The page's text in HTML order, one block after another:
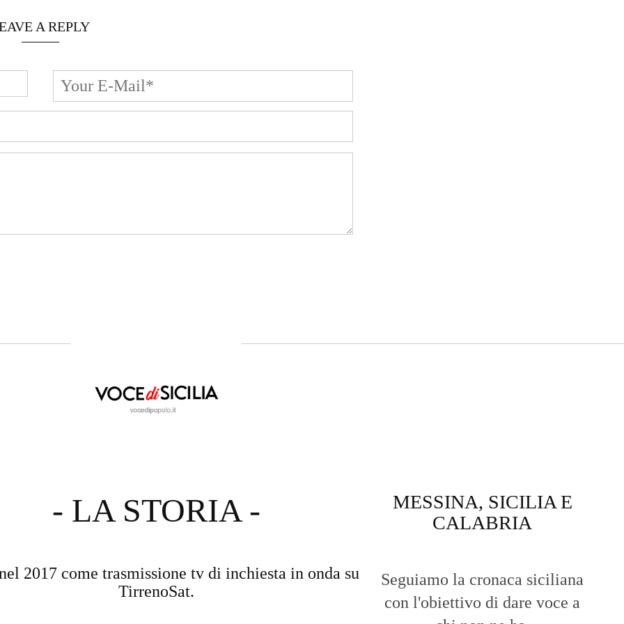
A REPLY
- LA STORIA -
2017 come trasmissione tv di inchiesta in onda su
TirrenoSat.
MESSINA, SICILIA E
CALABRIA
Seguiamo la cronaca siciliana
con l'obiettivo di dare voce a